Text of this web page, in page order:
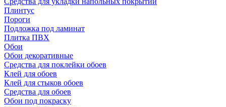
Плинтус
Пороги
Подложка под ламинат
Плитка ПВХ
Обои
Обои декоративные
Средства для поклейки обоев
Клей для обоев
Клей для стыков обоев
Средства для обоев
Обои под покраску